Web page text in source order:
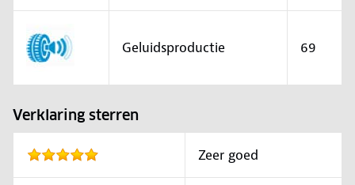
Geluidsproductie 69
Verklaring sterren
Zeer goed